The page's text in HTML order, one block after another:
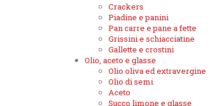
Crackers
Piadine e panini
Pan carre e pane a fette
Grissini e schiacciatine
Gallette e crostini
Olio, aceto e glasse
Olio oliva ed extravergine
Olio di semi
Aceto
Succo limone e glasse